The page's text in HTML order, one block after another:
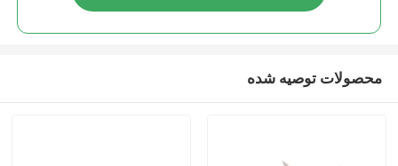
محصولات توصیه شده